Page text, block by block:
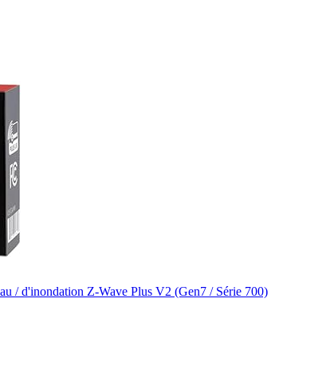
/ d'inondation Z-Wave Plus V2 (Gen7 / Série 700)